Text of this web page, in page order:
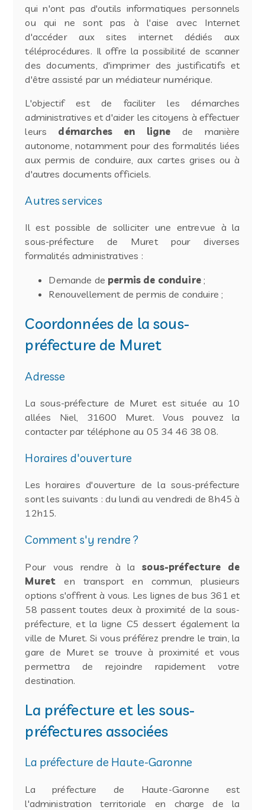
qui n'ont pas d'outils informatiques personnels
ou qui ne sont pas à l'aise avec Internet
d'accéder aux sites internet dédiés aux
téléprocédures. Il offre la possibilité de scanner
des documents, d'imprimer des justificatifs et
d'être assisté par un médiateur numérique.
L'objectif est de faciliter les démarches
administratives et d'aider les citoyens à effectuer
leurs démarches en ligne de manière
autonome, notamment pour des formalités liées
aux permis de conduire, aux cartes grises ou à
d'autres documents officiels.
Autres services
Il est possible de solliciter une entrevue à la
sous-préfecture de Muret pour diverses
formalités administratives :
Demande de permis de conduire;
Renouvellement de permis de conduire ;
Coordonnées de la sous-
préfecture de Muret
Adresse
La sous-préfecture de Muret est située au 10
allées Niel, 31600 Muret. Vous pouvez la
contacter par téléphone au 05 34 46 38 08.
Horaires d'ouverture
Les horaires d'ouverture de la sous-préfecture
sont les suivants : du lundi au vendredi de 8h45 à
12h15.
Comment s'y rendre ?
Pour vous rendre à lasous-préfecture de
Muret en transport en commun, plusieurs
options s'offrent à vous. Les lignes de bus 361 et
58 passent toutes deux à proximité de la sous-
préfecture, et la ligne C5 dessert également la
ville de Muret. Si vous préférez prendre le train, la
gare de Muret se trouve à proximité et vous
permettra de rejoindre rapidement votre
destination.
La préfecture et les sous-
préfectures associées
La préfecture de Haute-Garonne
La préfecture de Haute-Garonne est
l'administration territoriale en charge de la